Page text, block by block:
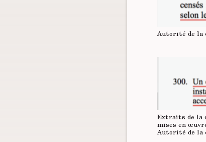
Autorité de la
Extraits de la
mises en
Autorité de la